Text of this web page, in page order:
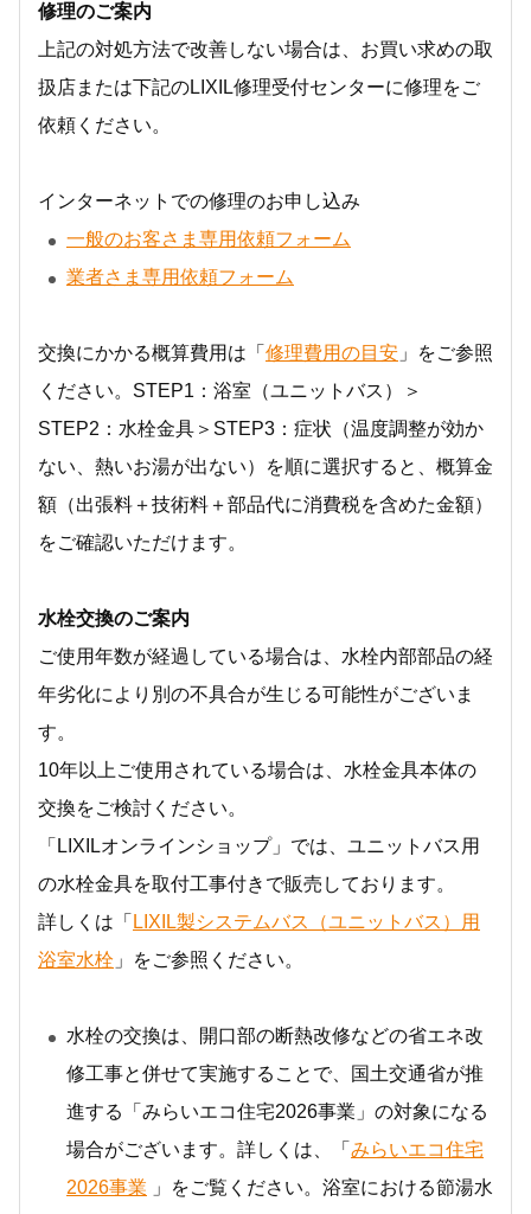
修理のご案内
上記の対処方法で改善しない場合は、お買い求めの取
扱店または下記のLIXIL修理受付センターに修理をご
依頼ください。
インターネットでの修理のお申し込み
一般のお客さま専用依頼フォーム
業者さま専用依頼フォーム
交換にかかる概算費用は「 修理費用の目安 」をご参照
ください。STEP1：浴室（ユニットバス）＞
STEP2：水栓金具＞STEP3：症状（温度調整が効か
ない、熱いお湯が出ない）を順に選択すると、概算金
額（出張料＋技術料＋部品代に消費税を含めた金額）
をご確認いただけます。
水栓交換のご案内
ご使用年数が経過している場合は、水栓内部部品の経
年劣化により別の不具合が生じる可能性がございま
す。
10年以上ご使用されている場合は、水栓金具本体の
交換をご検討ください。
「LIXILオンラインショップ」では、ユニットバス用
の水栓金具を取付工事付きで販売しております。
詳しくは「 LIXIL製システムバス（ユニットバス）用
浴室水栓 」をご参照ください。
水栓の交換は、開口部の断熱改修などの省エネ改
修工事と併せて実施することで、国土交通省が推
進する「みらいエコ住宅2026事業」の対象になる
場合がございます。詳しくは、「 みらいエコ住宅
2026事業 」をご覧ください。浴室における節湯水